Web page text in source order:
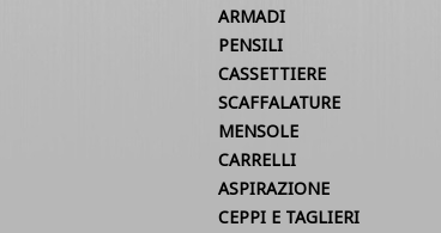
ARMADI
PENSILI
CASSETTIERE
SCAFFALATURE
MENSOLE
CARRELLI
ASPIRAZIONE
CEPPI E TAGLIERI